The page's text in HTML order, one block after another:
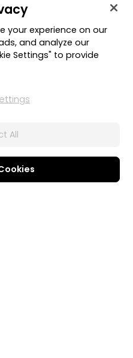
en tus fotos para lograr
esculpida.
your experience on our
and analyze our
Settings" to provide
All